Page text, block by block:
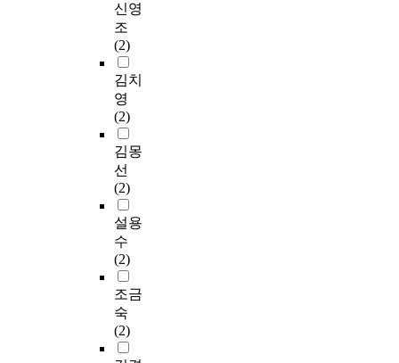
신영
조
(2)
김치
영
(2)
김몽
선
(2)
설용
수
(2)
조금
숙
(2)